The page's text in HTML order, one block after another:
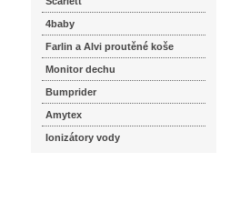
4baby
Farlin a Alvi proutěné koše
Monitor dechu
Bumprider
Amytex
Ionizátory vody